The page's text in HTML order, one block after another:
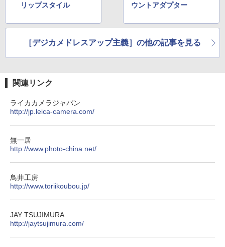
リップスタイル
ウントアダプター
［デジカメドレスアップ主義］の他の記事を見る
関連リンク
ライカカメラジャパン
http://jp.leica-camera.com/
無一居
http://www.photo-china.net/
鳥井工房
http://www.toriikoubou.jp/
JAY TSUJIMURA
http://jaytsujimura.com/